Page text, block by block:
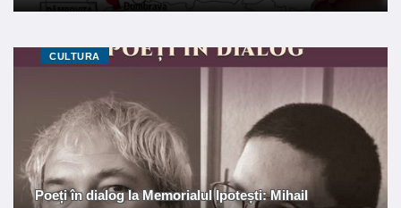
CULTURA
Poeți în dialog la Memorialul Ipotești: Mihail